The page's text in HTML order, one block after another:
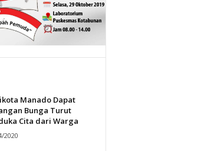
Manado Dapat
Bunga Turut
Cita dari Warga
2020